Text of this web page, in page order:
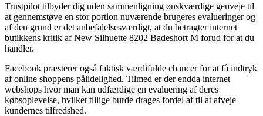
Trustpilot tilbyder dig uden sammenligning ønskværdige genveje til
at gennemstøve en stor portion nuværende brugeres evalueringer og
af den grund er det anbefalelsesværdigt, at du betragter internet
butikkens kritik af New Silhuette 8202 Badeshort M forud for at du
handler.
Facebook præsterer også faktisk værdifulde chancer for at få indtryk
af online shoppens pålidelighed. Tilmed er der endda internet
webshops hvor man kan udfærdige en evaluering af deres
købsoplevelse, hvilket tillige burde drages fordel af til at afveje
kundernes tilfredshed.